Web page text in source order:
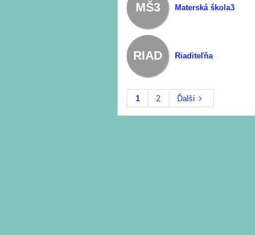
MŠ3 Materská škola3
RIAD Riaditeľňa
1 2 Ďalší